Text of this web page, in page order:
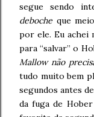
segue sendo
deboche que
por ele. Eu achei
para “salvar” o
Mallow não
tudo muito bem
segundos antes
da fuga de